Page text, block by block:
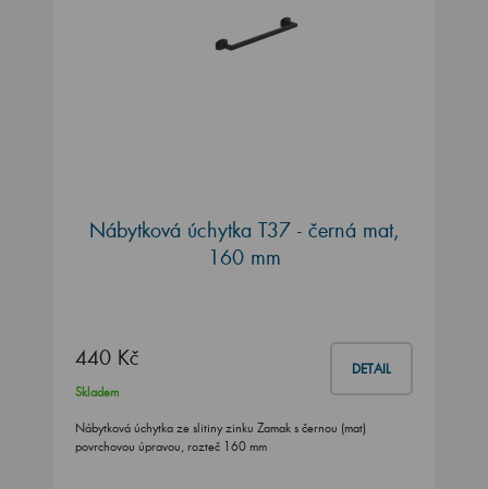
Nábytková úchytka T37 - černá mat,
160 mm
440 Kč DETAIL
Skladem
Nábytková úchytka ze slitiny zinku Zamak s černou (mat)
povrchovou úpravou, rozteč 160 mm